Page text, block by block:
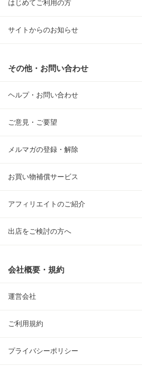
はじめてご利用の方
サイトからのお知らせ
その他・お問い合わせ
ヘルプ・お問い合わせ
ご意見・ご要望
メルマガの登録・解除
お買い物補償サービス
アフィリエイトのご紹介
出店をご検討の方へ
会社概要・規約
運営会社
ご利用規約
プライバシーポリシー